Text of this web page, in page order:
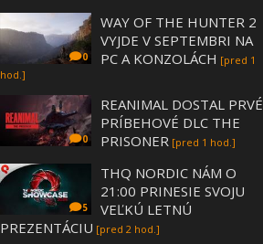
0
WAY OF THE HUNTER 2
VYJDE V SEPTEMBRI NA
PC A KONZOLÁCH [pred 1
hod.]
0
REANIMAL DOSTAL PRVÉ
PRÍBEHOVÉ DLC THE
PRISONER [pred 1 hod.]
5
THQ NORDIC NÁM O
21:00 PRINESIE SVOJU
VEĽKÚ LETNÚ
PREZENTÁCIU [pred 2 hod.]